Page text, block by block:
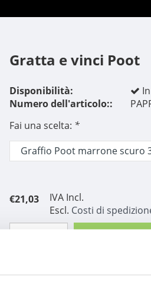
Gratta e vinci Poot
Disponibilità:
Numero dell'articolo::
Fai una scelta: *
€21,03
IVA Incl.
Escl. Costi di